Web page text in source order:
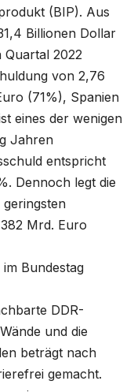
(BIP). Aus
Billionen Dollar
Quartal 2022
von 2,76
(71%), Spanien
eines der wenigen
Jahren
entspricht
Dennoch legt die
Mrd. Euro
Bundestag
DDR-
und die
beträgt nach
gemacht.